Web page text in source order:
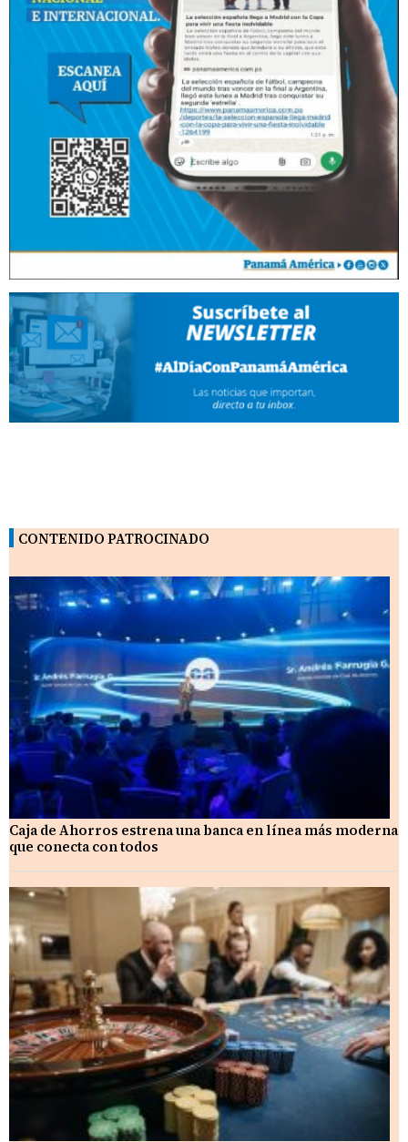
CONTENIDO PATROCINADO
Caja de Ahorros estrena una banca en línea más moderna
que conecta con todos